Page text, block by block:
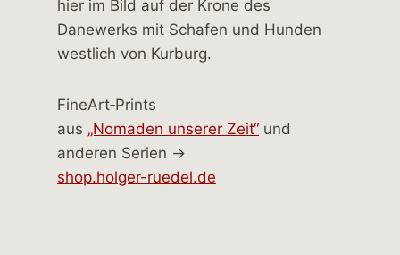
FineArt‑Prints
aus „Nomaden unserer Zeit“ und
anderen Serien →
shop.holger-ruedel.de